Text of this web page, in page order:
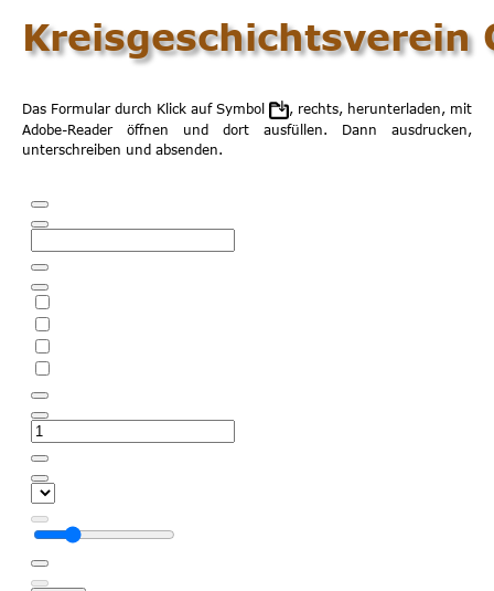
Kreisgeschichtsverein
Das Formular durch Klick auf Symbol
, rechts, herunterladen, mit
Adobe-Reader öffnen und dort ausfüllen. Dann ausdrucken,
unterschreiben und absenden.